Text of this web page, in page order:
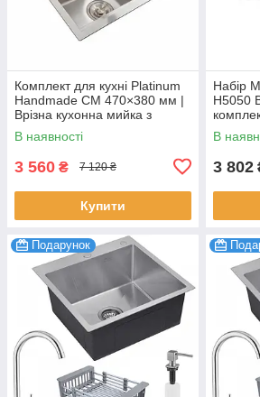
Комплект для кухні Platinum
Handmade CM 470×380 мм |
Врізна кухонна мийка з
нержавіючої сталі + кухонний
змішувач, прихована
В наявності
3 560 ₴ 7 120 ₴
Купити
Набір
H5050
Сатин
В
3 802
Подарунок